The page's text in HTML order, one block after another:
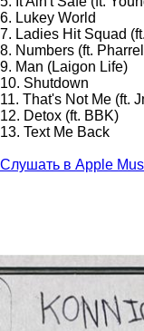
6. Lukey World
7. Ladies Hit Squad
8. Numbers (ft.
9. Man (Laigon Life)
10. Shutdown
11. That's Not Me (ft.
12. Detox (ft. BBK)
13. Text Me Back
Слушать в Apple